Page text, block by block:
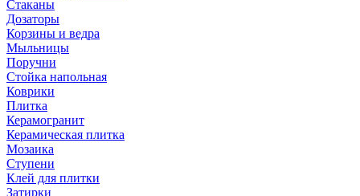
Стаканы
Дозаторы
Корзины и ведра
Мыльницы
Поручни
Стойка напольная
Коврики
Плитка
Керамогранит
Керамическая плитка
Мозаика
Ступени
Клей для плитки
Затирки